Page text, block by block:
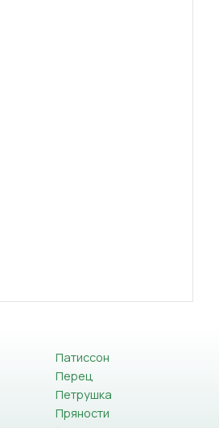
Патиссон
Перец
Петрушка
Пряности